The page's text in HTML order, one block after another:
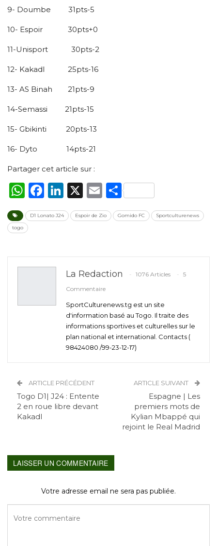
9- Doumbe 31pts-5
10- Espoir 30pts+0
11-Unisport 30pts-2
12- Kakadl 25pts-16
13- AS Binah 21pts-9
14-Semassi 21pts-15
15- Gbikinti 20pts-13
16- Dyto 14pts-21
Partager cet article sur :
WhatsApp
Facebook
LinkedIn
X EmailPartager
D1 Lonato J24 Espoir de Zio Gomido FC
Sportculturenews
togo
La Redaction 1076 Articles
5
Commentaire
SportCulturenews.tg est un site
d'information basé au Togo. Il traite des
informations sportives et culturelles sur le
plan national et international. Contacts (
98424080 /99-23-12-17)
ARTICLE PRÉCÉDENT
Togo D1| J24 : Entente
2 en roue libre devant
Kakadl
ARTICLE SUIVANT
Espagne | Les
premiers mots de
Kylian Mbappé qui
rejoint le Real Madrid
LAISSER UN COMMENTAIRE
Votre adresse email ne sera pas publiée.